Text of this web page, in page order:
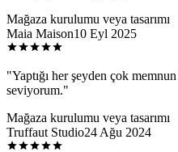
Mağaza kurulumu veya tasarımı
Maia Maison10 Eyl 2025
"Yaptığı her şeyden çok
seviyorum."
Mağaza kurulumu veya tasarımı
Truffaut Studio24 Ağu 2024